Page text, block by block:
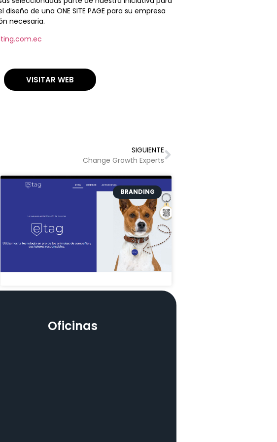
de una ONE SITE PAGE para su empresa
necesaria.
VISITAR WEB
SIGUIENTE
Change Growth Experts
BRANDING
Oficinas